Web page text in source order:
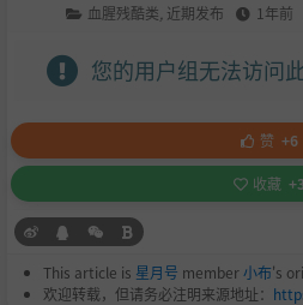
血腥残酷类 近期发布 1年前
您的用户组无法访问此
赞 +6
收藏 +3
This article is 星月号 member小布's
欢迎转载，但请务必注明来源地址：